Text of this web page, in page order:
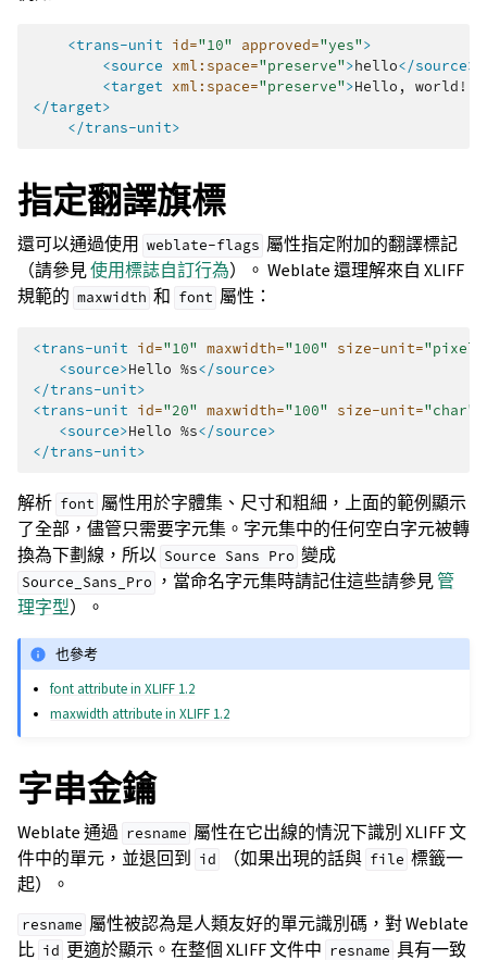
<trans-unit id="10" approved="yes">
<source xml:space="preserve">hello</source>
<target xml:space="preserve">Hello,
</target>
</trans-unit>
指定翻譯旗標
還可以通過使用 weblate-flags 屬性指定附加的翻譯標記
（請參見使用標誌自訂行為）。 Weblate 還理解來自 XLIFF
規範的 maxwidth 和 font 屬性：
<trans-unit id="10" maxwidth="100" size-unit="pixel"
<source>Hello %s</source>
</trans-unit>
<trans-unit id="20" maxwidth="100" size-unit="char"
<source>Hello %s</source>
</trans-unit>
解析 font 屬性用於字體集、尺寸和粗細，上面的範例顯示
了全部，儘管只需要字元集。字元集中的任何空白字元被轉
換為下劃線，所以 Source Sans Pro 變成
Source_Sans_Pro ，當命名字元集時請記住這些請參見管
理字型）。
也參考
font attribute in XLIFF 1.2
maxwidth attribute in XLIFF 1.2
字串金鑰
Weblate 通過 resname 屬性在它出線的情況下識別 XLIFF 文
件中的單元，並退回到
id （如果出現的話與 file 標籤一
起）。
resname 屬性被認為是人類友好的單元識別碼，對 Weblate
比 id 更適於顯示。在整個 XLIFF 文件中 resname 具有一致